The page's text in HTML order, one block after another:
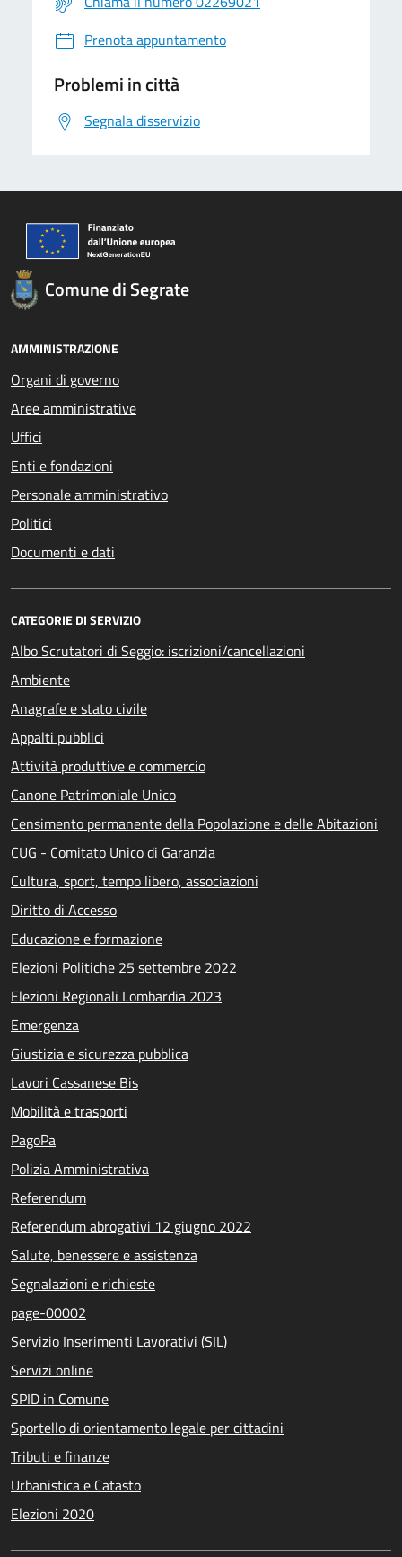
Prenota appuntamento
Problemi in città
Segnala disservizio
Comune di Segrate
AMMINISTRAZIONE
Organi di governo
Aree amministrative
Uffici
Enti e fondazioni
Personale amministrativo
Politici
Documenti e dati
CATEGORIE DI SERVIZIO
Albo Scrutatori di Seggio: iscrizioni/cancellazioni
Ambiente
Anagrafe e stato civile
Appalti pubblici
Attività produttive e commercio
Canone Patrimoniale Unico
Censimento permanente della Popolazione e delle Abitazioni
CUG - Comitato Unico di Garanzia
Cultura, sport, tempo libero, associazioni
Diritto di Accesso
Educazione e formazione
Elezioni Politiche 25 settembre 2022
Elezioni Regionali Lombardia 2023
Emergenza
Giustizia e sicurezza pubblica
Lavori Cassanese Bis
Mobilità e trasporti
PagoPa
Polizia Amministrativa
Referendum
Referendum abrogativi 12 giugno 2022
Salute, benessere e assistenza
Segnalazioni e richieste
page-00002
Servizio Inserimenti Lavorativi (SIL)
Servizi online
SPID in Comune
Sportello di orientamento legale per cittadini
Tributi e finanze
Urbanistica e Catasto
Elezioni 2020